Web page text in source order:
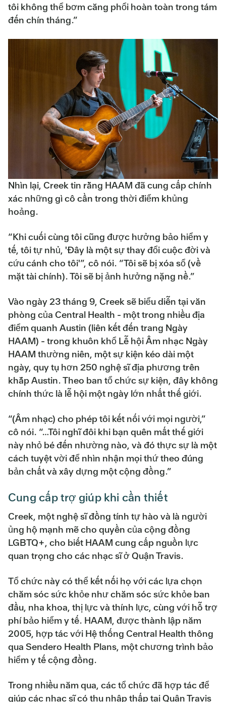
tôi không thể bơm căng phổi hoàn toàn trong tám
đến chín tháng.”
Nhìn lại, Creek tin rằng HAAM đã cung cấp chính
xác những gì cô cần trong thời điểm khủng
hoảng.
“Khi cuối cùng tôi cũng được hưởng bảo hiểm y
tế, tôi tự nhủ, 'Đây là một sự thay đổi cuộc đời và
cứu cánh cho tôi'”, cô nói. “Tôi sẽ bị xóa sổ (về
mặt tài chính). Tôi sẽ bị ảnh hưởng nặng nề.”
Vào ngày 23 tháng 9, Creek sẽ biểu diễn tại văn
phòng của Central Health - một trong nhiều địa
điểm quanh Austin (liên kết đến trang Ngày
HAAM) - trong khuôn khổ Lễ hội Âm nhạc Ngày
HAAM thường niên, một sự kiện kéo dài một
ngày, quy tụ hơn 250 nghệ sĩ địa phương trên
khắp Austin. Theo ban tổ chức sự kiện, đây không
chính thức là lễ hội một ngày lớn nhất thế giới.
“(Âm nhạc) cho phép tôi kết nối với mọi người,”
cô nói. “…Tôi nghĩ đôi khi bạn quên mất thế giới
này nhỏ bé đến nhường nào, và đó thực sự là một
cách tuyệt vời để nhìn nhận mọi thứ theo đúng
bản chất và xây dựng một cộng đồng.”
Cung cấp trợ giúp khi cần thiết
Creek, một nghệ sĩ đồng tính tự hào và là người
ủng hộ mạnh mẽ cho quyền của cộng đồng
LGBTQ+, cho biết HAAM cung cấp nguồn lực
quan trọng cho các nhạc sĩ ở Quận Travis.
Tổ chức này có thể kết nối họ với các lựa chọn
chăm sóc sức khỏe như chăm sóc sức khỏe ban
đầu, nha khoa, thị lực và thính lực, cùng với hỗ trợ
phí bảo hiểm y tế. HAAM, được thành lập năm
2005, hợp tác với Hệ thống Central Health thông
qua Sendero Health Plans, một chương trình bảo
hiểm y tế cộng đồng.
Trong nhiều năm qua, các tổ chức đã hợp tác để
giúp các nhạc sĩ có thu nhập thấp tại Quận Travis